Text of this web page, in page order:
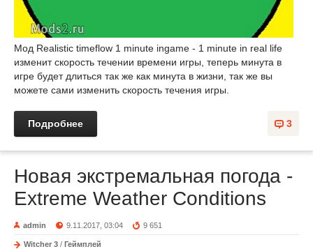
Мод Realistic timeflow 1 minute ingame - 1 minute in real life
изменит скорость течении времени игры, теперь минута в
игре будет длиться так же как минута в жизни, так же вы
можете сами изменить скорость течения игры.
3
Подробнее
Новая экстремальная погода -
Extreme Weather Conditions
admin 9.11.2017, 03:04 9 651
Witcher 3 / Геймплей